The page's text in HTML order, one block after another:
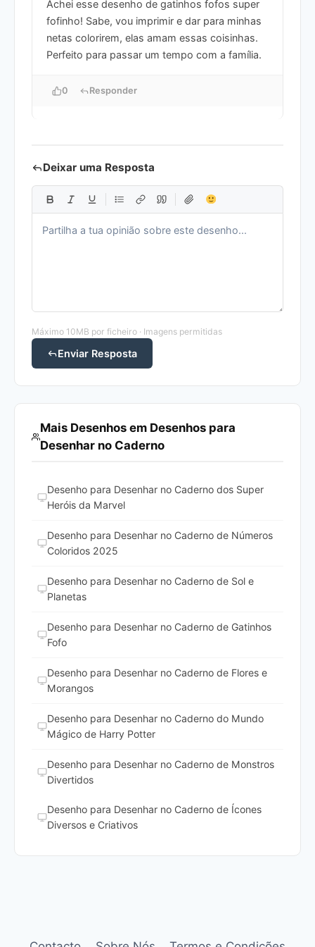
Achei esse desenho de gatinhos fofos super
fofinho! Sabe, vou imprimir e dar para minhas
netas colorirem, elas amam essas coisinhas.
Perfeito para passar um tempo com a família.
0 Responder
Deixar uma Resposta
Máximo 10MB por ficheiro · Imagens permitidas
Enviar Resposta
Mais Desenhos em Desenhos para
Desenhar no Caderno
Desenho para Desenhar no Caderno dos Super
Heróis da Marvel
Desenho para Desenhar no Caderno de Números
Coloridos 2025
Desenho para Desenhar no Caderno de Sol e
Planetas
Desenho para Desenhar no Caderno de Gatinhos
Fofo
Desenho para Desenhar no Caderno de Flores e
Morangos
Desenho para Desenhar no Caderno do Mundo
Mágico de Harry Potter
Desenho para Desenhar no Caderno de Monstros
Divertidos
Desenho para Desenhar no Caderno de Ícones
Diversos e Criativos